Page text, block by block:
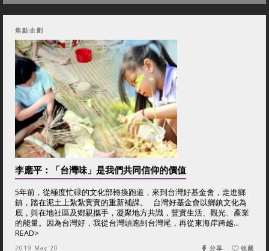
焦點企劃
李應平：「台灣味」是我們共同信仰的價值
5年前，從極度忙碌的文化部轉換跑道，來到台灣好基金會，走進鄉
鎮，踏在泥土上紮紮實實的重新補課。 台灣好基金會以鄉鎮文化為
底，與在地社區及鄉親攜手，凝聚地方共識，豐實生活、觀光、產業
的能量。因為台灣好，我從台灣頭跑到台灣尾，再從東海岸跨越...
READ>
2019 May 20 收藏
分享